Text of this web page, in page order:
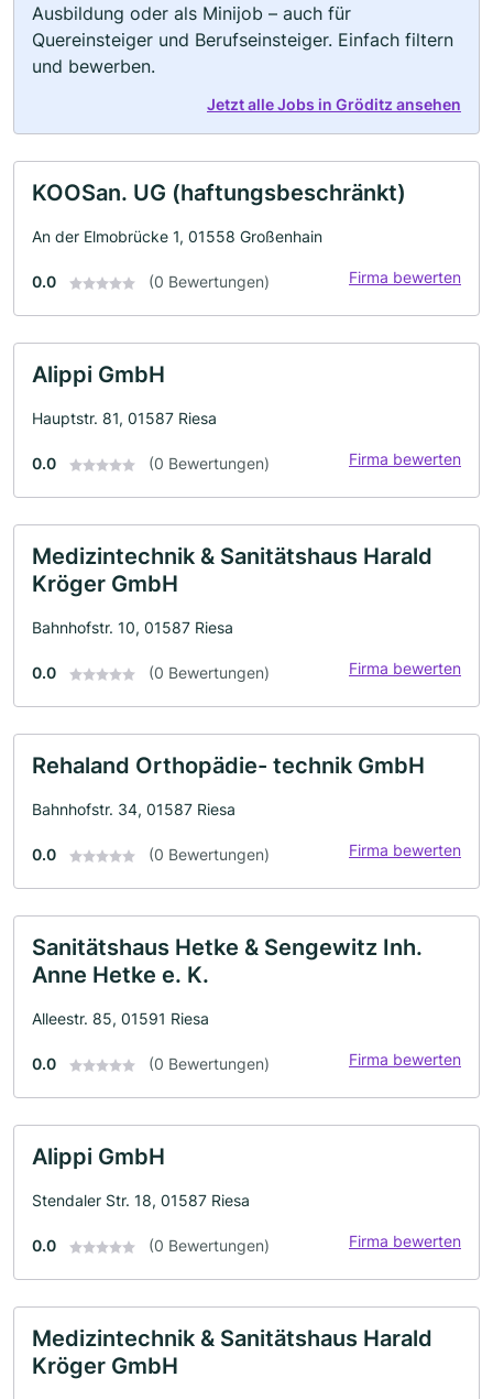
Ausbildung oder als Minijob – auch für
Quereinsteiger und Berufseinsteiger. Einfach filtern
und bewerben.
Jetzt alle Jobs in Gröditz ansehen
KOOSan. UG (haftungsbeschränkt)
An der Elmobrücke 1, 01558 Großenhain
0.0 (0 Bewertungen) Firma bewerten
Alippi GmbH
Hauptstr. 81, 01587 Riesa
0.0 (0 Bewertungen) Firma bewerten
Medizintechnik & Sanitätshaus Harald
Kröger GmbH
Bahnhofstr. 10, 01587 Riesa
0.0 (0 Bewertungen) Firma bewerten
Rehaland Orthopädie- technik GmbH
Bahnhofstr. 34, 01587 Riesa
0.0 (0 Bewertungen) Firma bewerten
Sanitätshaus Hetke & Sengewitz Inh.
Anne Hetke e. K.
Alleestr. 85, 01591 Riesa
0.0 (0 Bewertungen) Firma bewerten
Alippi GmbH
Stendaler Str. 18, 01587 Riesa
0.0 (0 Bewertungen) Firma bewerten
Medizintechnik & Sanitätshaus Harald
Kröger GmbH